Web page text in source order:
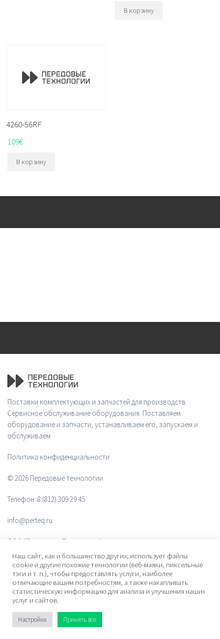
В корзину
4260-56RF
109€
В корзину
Поставки комплектующих и запчастей для производств.
Сервисное обслуживание оборудования. Поставляем
оборудование и запчасти, устанавливаем его, запускаем и
обслуживаем.
Политика конфиденциальности
© 2026 Передовые технологии
Телефон: 8 (812) 309 29 45
info@perteq.ru
ООО "Передовые Технологии"
ОГРН 1117847072628
Почтовый индекс 196006
Адрес: ул. Рощинская, дом 32, офис 201, лит. А. Санкт-Петербург,
Россия
Наш сайт, как и большинство других, использует файлы
cookie и другие похожие технологии (веб-маяки, пиксельные
тэги и т. п.), чтобы предоставлять услуги, наиболее
отвечающие вашим потребностям, а также накапливать
статистическую информацию для анализа и улучшения наших
услуг и сайтов.
Настройки Принять все